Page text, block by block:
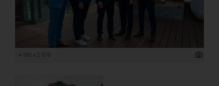
4 592 x 2 576